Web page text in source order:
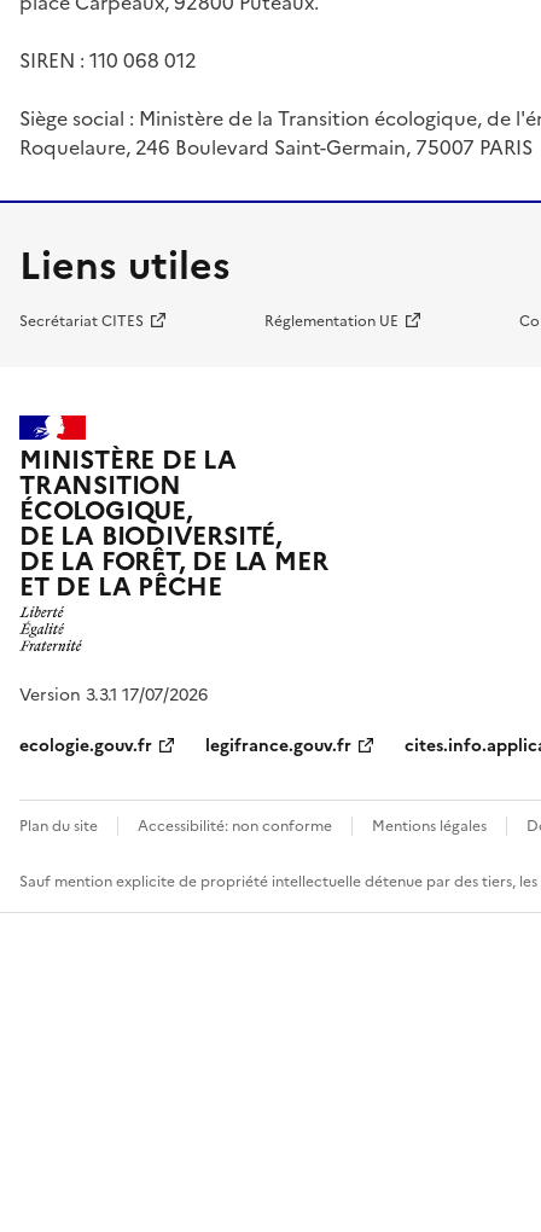
SIREN : 110 068 012
Siège social : Ministère de la Transition écologique, de
Roquelaure, 246 Boulevard Saint-Germain, 75007 PARIS
Liens utiles
Secrétariat CITES Réglementation UE
MINISTÈRE DE LA
TRANSITION
ÉCOLOGIQUE,
DE LA BIODIVERSITÉ,
DE LA FORÊT, DE LA MER
ET DE LA PÊCHE
Version 3.3.1 17/07/2026
ecologie.gouv.fr
legifrance.gouv.fr
Plan du site Accessibilité: non conforme Mentions légales
Sauf mention explicite de propriété intellectuelle détenue par des tiers,